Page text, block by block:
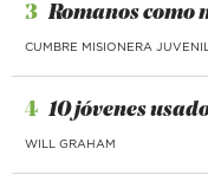
3 Romanos como
CUMBRE MISIONERA
4 10 jóvenes
WILL GRAHAM